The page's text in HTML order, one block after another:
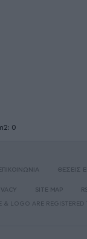
0
ΘΕΣΕΙΣ
SITE MAP
& LOGO ARE REGISTERED